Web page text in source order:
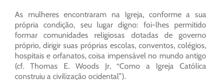
As mulheres encontraram na Igreja, conforme a sua
própria condição, seu lugar digno: foi-lhes permitido
formar comunidades religiosas dotadas de governo
próprio, dirigir suas próprias escolas, conventos, colégios,
hospitais e orfanatos, coisa impensável no mundo antigo
(cf. Thomas E. Woods Jr, “Como a Igreja Católica
construiu a civilização ocidental”).